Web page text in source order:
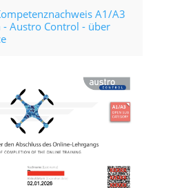
A1/A3
- Austro Control - über